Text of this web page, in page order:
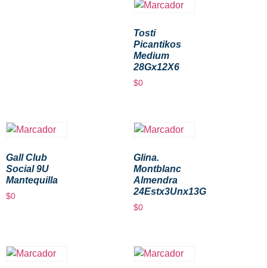
Tosti
Picantikos
Medium
28Gx12X6
$0
Gall Club
Social 9U
Mantequilla
$0
Glina.
Montblanc
Almendra
24Estx3Unx13G
$0